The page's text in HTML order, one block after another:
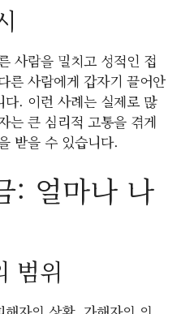
사람을 밀치고 성적인 접
른 사람에게 갑자기 끌어안
. 이런 사례는 실제로 많
는 큰 심리적 고통을 겪게
받을 수 있습니다.
: 얼마나 나
범위